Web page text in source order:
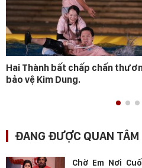
Hai Thành bất chấp chấn
bảo vệ Kim Dung.
ĐANG ĐƯỢC QUAN TÂM
Chờ Em Nơi